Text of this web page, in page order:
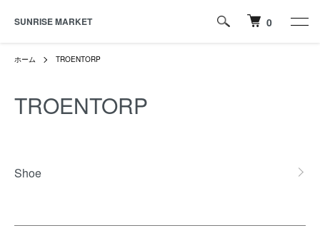
SUNRISE MARKET 0
ホーム TROENTORP
TROENTORP
Shoe